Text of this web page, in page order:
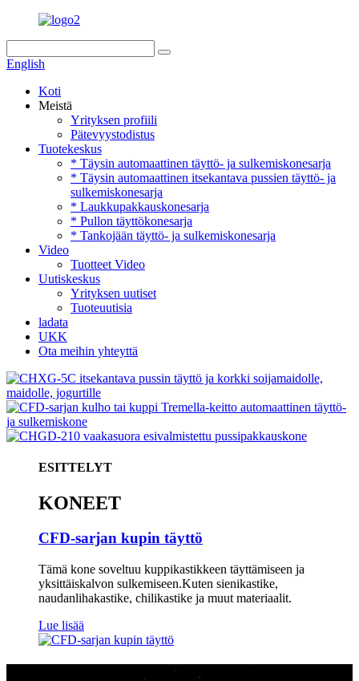
English
Koti
Meistä
Yrityksen profiili
Pätevyystodistus
Tuotekeskus
* Täysin automaattinen täyttö- ja sulkemiskonesarja
* Täysin automaattinen itsekantava pussien täyttö- ja
sulkemiskonesarja
* Laukkupakkauskonesarja
* Pullon täyttökonesarja
* Tankojään täyttö- ja sulkemiskonesarja
Video
Tuotteet Video
Uutiskeskus
Yrityksen uutiset
Tuoteuutisia
ladata
UKK
Ota meihin yhteyttä
ESITTELYT
KONEET
CFD-sarjan kupin täyttö
Tämä kone soveltuu kuppikastikkeen täyttämiseen ja
yksittäiskalvon sulkemiseen.Kuten sienikastike,
naudanlihakastike, chilikastike ja muut materiaalit.
Lue lisää